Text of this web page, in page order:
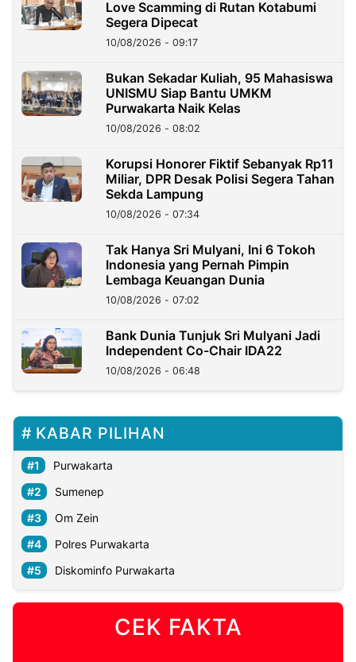
Love Scamming di Rutan Kotabumi
Segera Dipecat
10/08/2026 - 09:17
Bukan Sekadar Kuliah, 95 Mahasiswa
UNISMU Siap Bantu UMKM
Purwakarta Naik Kelas
10/08/2026 - 08:02
Korupsi Honorer Fiktif Sebanyak Rp11
Miliar, DPR Desak Polisi Segera Tahan
Sekda Lampung
10/08/2026 - 07:34
Tak Hanya Sri Mulyani, Ini 6 Tokoh
Indonesia yang Pernah Pimpin
Lembaga Keuangan Dunia
10/08/2026 - 07:02
Bank Dunia Tunjuk Sri Mulyani Jadi
Independent Co-Chair IDA22
10/08/2026 - 06:48
KABAR PILIHAN
Purwakarta
Sumenep
Om Zein
Polres Purwakarta
Diskominfo Purwakarta
CEK FAKTA